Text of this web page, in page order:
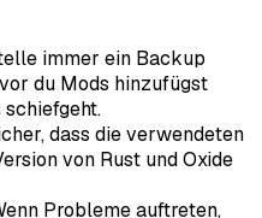
immer ein Backup
du Mods hinzufügst
dass die verwendeten
von Rust und Oxide
Probleme auftreten,